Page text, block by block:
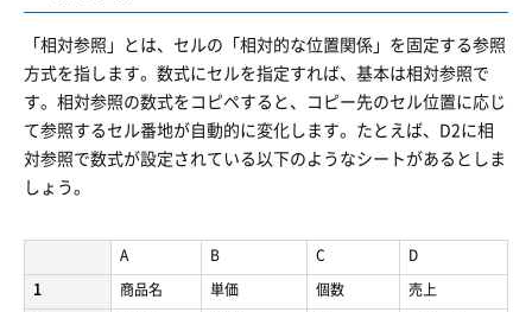
「相対参照」とは、セルの「相対的な位置関係」を固定する参照
方式を指します。数式にセルを指定すれば、基本は相対参照で
す。相対参照の数式をコピペすると、コピー先のセル位置に応じ
て参照するセル番地が自動的に変化します。たとえば、D2に相
対参照で数式が設定されている以下のようなシートがあるとしま
しょう。
A B C D
1 商品名 単価 個数 売上